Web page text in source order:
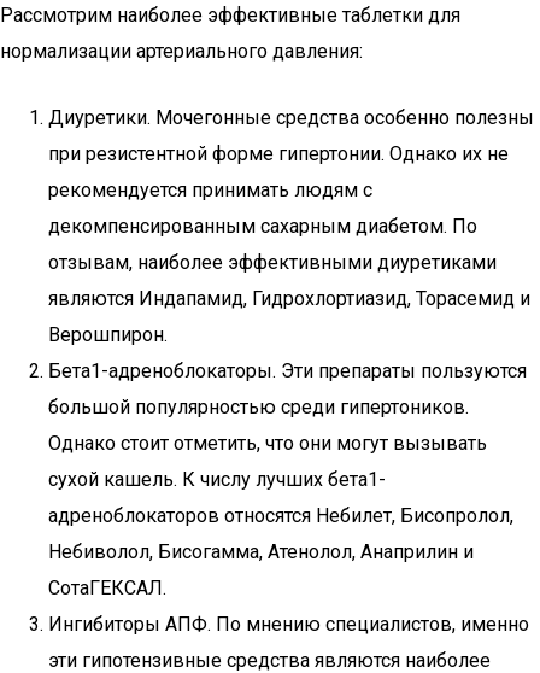
Рассмотрим наиболее эффективные таблетки для
нормализации артериального давления:
Диуретики. Мочегонные средства особенно полезны
при резистентной форме гипертонии. Однако их не
рекомендуется принимать людям с
декомпенсированным сахарным диабетом. По
отзывам, наиболее эффективными диуретиками
являются Индапамид, Гидрохлортиазид, Торасемид и
Верошпирон.
Бета1-адреноблокаторы. Эти препараты пользуются
большой популярностью среди гипертоников.
Однако стоит отметить, что они могут вызывать
сухой кашель. К числу лучших бета1-
адреноблокаторов относятся Небилет, Бисопролол,
Небиволол, Бисогамма, Атенолол, Анаприлин и
СотаГЕКСАЛ.
Ингибиторы АПФ. По мнению специалистов, именно
эти гипотензивные средства являются наиболее